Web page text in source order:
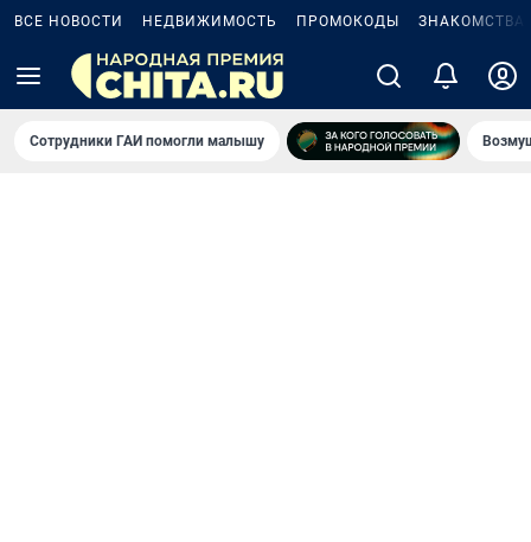
ВСЕ НОВОСТИ НЕДВИЖИМОСТЬ ПРОМОКОДЫ ЗНАКОМСТВА
Сотрудники ГАИ помогли малышу